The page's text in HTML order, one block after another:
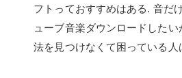
フトっておすすめはある. 音だ
ューブ音楽ダウンロードした
法を見つけなくて困っている人